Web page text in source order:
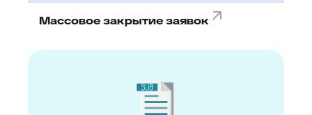
Массовое закрытие заявок